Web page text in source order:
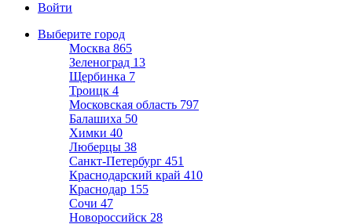
Войти
Выберите город
Москва 865
Зеленоград 13
Щербинка 7
Троицк 4
Московская область 797
Балашиха 50
Химки 40
Люберцы 38
Санкт-Петербург 451
Краснодарский край 410
Краснодар 155
Сочи 47
Новороссийск 28